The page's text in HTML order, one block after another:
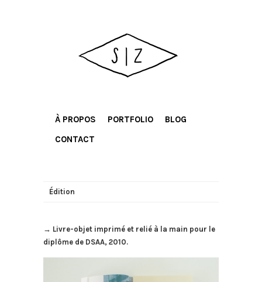
À PROPOS PORTFOLIO
BLOG
CONTACT
Édition
→ Livre-objet imprimé et relié à la main pour le
diplôme de DSAA, 2010.